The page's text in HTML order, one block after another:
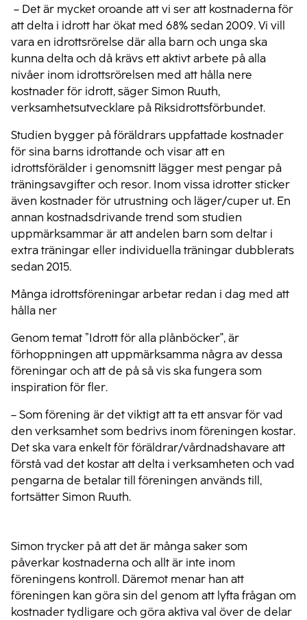
– Det är mycket oroande att vi ser att kostnaderna för
att delta i idrott har ökat med 68% sedan 2009. Vi vill
vara en idrottsrörelse där alla barn och unga ska
kunna delta och då krävs ett aktivt arbete på alla
nivåer inom idrottsrörelsen med att hålla nere
kostnader för idrott, säger Simon Ruuth,
verksamhetsutvecklare på Riksidrottsförbundet.
Studien bygger på föräldrars uppfattade kostnader
för sina barns idrottande och visar att en
idrottsförälder i genomsnitt lägger mest pengar på
träningsavgifter och resor. Inom vissa idrotter sticker
även kostnader för utrustning och läger/cuper ut. En
annan kostnadsdrivande trend som studien
uppmärksammar är att andelen barn som deltar i
extra träningar eller individuella träningar dubblerats
sedan 2015.
Många idrottsföreningar arbetar redan i dag med att
hålla ner
Genom temat ”Idrott för alla plånböcker", är
förhoppningen att uppmärksamma några av dessa
föreningar och att de på så vis ska fungera som
inspiration för fler.
– Som förening är det viktigt att ta ett ansvar för vad
den verksamhet som bedrivs inom föreningen kostar.
Det ska vara enkelt för föräldrar/vårdnadshavare att
förstå vad det kostar att delta i verksamheten och vad
pengarna de betalar till föreningen används till,
fortsätter Simon Ruuth.
Simon trycker på att det är många saker som
påverkar kostnaderna och allt är inte inom
föreningens kontroll. Däremot menar han att
föreningen kan göra sin del genom att lyfta frågan om
kostnader tydligare och göra aktiva val över de delar